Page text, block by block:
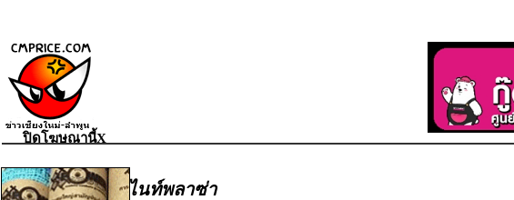
ไนท์พลาซ่า
ปิดโฆษณานี้X